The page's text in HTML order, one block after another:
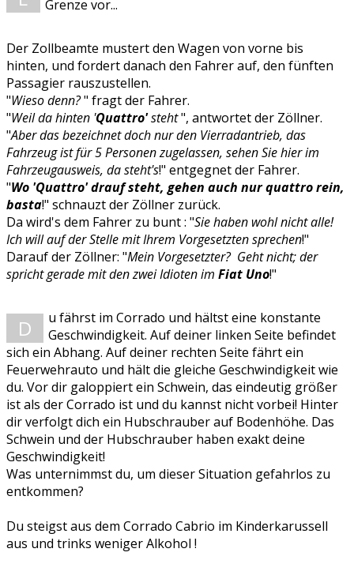
Grenze vor...
Der Zollbeamte mustert den Wagen von vorne bis
hinten, und fordert danach den Fahrer auf, den fünften
Passagier rauszustellen.
"Wieso denn?" fragt der Fahrer.
"Weil da hinten 'Quattro'steht", antwortet der Zöllner.
"Aber das bezeichnet doch nur den Vierradantrieb, das
Fahrzeug ist für 5 Personen zugelassen, sehen Sie hier im
Fahrzeugausweis, da steht's!" entgegnet der Fahrer.
"Wo 'Quattro' drauf steht, gehen auch nur quattro rein,
basta!" schnauzt der Zöllner zurück.
Da wird's dem Fahrer zu bunt : "Sie haben wohl nicht alle!
Ich will auf der Stelle mit Ihrem Vorgesetzten sprechen!"
Darauf der Zöllner: "Mein Vorgesetzter? Geht nicht; der
spricht gerade mit den zwei Idioten im Fiat Uno!"
D
u fährst im Corrado und hältst eine konstante
Geschwindigkeit. Auf deiner linken Seite befindet
sich ein Abhang. Auf deiner rechten Seite fährt ein
Feuerwehrauto und hält die gleiche Geschwindigkeit wie
du. Vor dir galoppiert ein Schwein, das eindeutig größer
ist als der Corrado ist und du kannst nicht vorbei! Hinter
dir verfolgt dich ein Hubschrauber auf Bodenhöhe. Das
Schwein und der Hubschrauber haben exakt deine
Geschwindigkeit!
Was unternimmst du, um dieser Situation gefahrlos zu
entkommen?
Du steigst aus dem Corrado Cabrio im Kinderkarussell
aus und trinks weniger Alkohol !